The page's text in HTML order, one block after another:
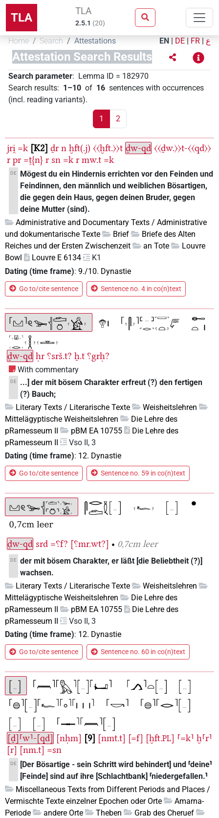
TLA TLA
2.5.1 (20)
Home Search Attestations EN | DE | FR | ع
Attestation Search Results
Search parameter: Lemma ID = 182970
Search results: 1–10 of 16 sentences with occurrences
(incl. reading variants).
1 2
jri̯ =k K2 ḏr n ḫft(.j) 〈〈ḫft.〉〉t ḏw-qd 〈〈ḏw.〉〉t-〈〈qd〉〉
r pr =ṯ{n} r sn =k r mw.t =k
DE
Mögest du ein Hindernis errichten vor den Feinden und
Feindinnen, den männlich und weiblichen Bösartigen,
die gegen dein Haus, gegen deinen Bruder, gegen
deine Mutter (sind).
Administrative and Documentary Texts / Administrative
und dokumentarische Texte
Brief
Briefe des Alten
Reiches und der Ersten Zwischenzeit
an Tote
Louvre
Bowl
Louvre E 6134
K1
Dating (time frame): 9./10. Dynastie
Go to/cite sentence Sentence no. 4 in co(n)text
ḏw-qd ḥr ⸮srš.t? ẖ.t ⸮grḥ?
With commentary
DE
...] der mit bösem Charakter erfreut (?) den fertigen
(?) Bauch;
Literary Texts / Literarische Texte
Weisheitslehren
Mittelägyptische Weisheitslehren
Die Lehre des
pRamesseum II
pBM EA 10755
Die Lehre des
pRamesseum II
Vso II, 3
Dating (time frame): 12. Dynastie
Go to/cite sentence Sentence no. 59 in co(n)text
ḏw-qd srd =⸮f? [⸮mr.wt?] • 0,7cm leer
DE der mit bösem Charakter, er läßt [die Beliebtheit (?)]
wachsen.
Literary Texts / Literarische Texte
Weisheitslehren
Mittelägyptische Weisheitslehren
Die Lehre des
pRamesseum II
pBM EA 10755
Die Lehre des
pRamesseum II
Vso II, 3
Dating (time frame): 12. Dynastie
Go to/cite sentence Sentence no. 60 in co(n)text
[ḏ]⸢w⸣-[qd] [nḥm] 9 [nmt.t] [=f] [ḫft.PL] ⸢=k⸣ ḫ⸢r⸣
[r] [nm.t] =sn
DE
[Der Bösartige - sein Schritt wird behindert] und ⸢deine⸣
[Feinde] sind auf ihre [Schlachtbank] ⸢niedergefallen.⸣
Miscellaneous Texts from Different Periods and Places /
Vermischte Texte einzelner Epochen oder Orte
Amarna-
Periode
andere Orte Theben
Grab des Cheruef